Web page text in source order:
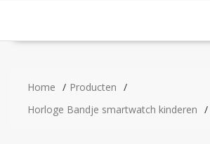
Home
Producten
Horloge Bandje smartwatch kinderen